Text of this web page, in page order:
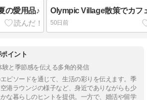
の愛用品♪ Olympic Village散策でカフ
50日前
イント
験と季節感を伝える多角的発信
ピソードを通じて、生活の彩りを伝えます。季
港ラウンジの様子など、身近でありながらも少
な暮らしのヒントを提供。一方で、婚活や留学